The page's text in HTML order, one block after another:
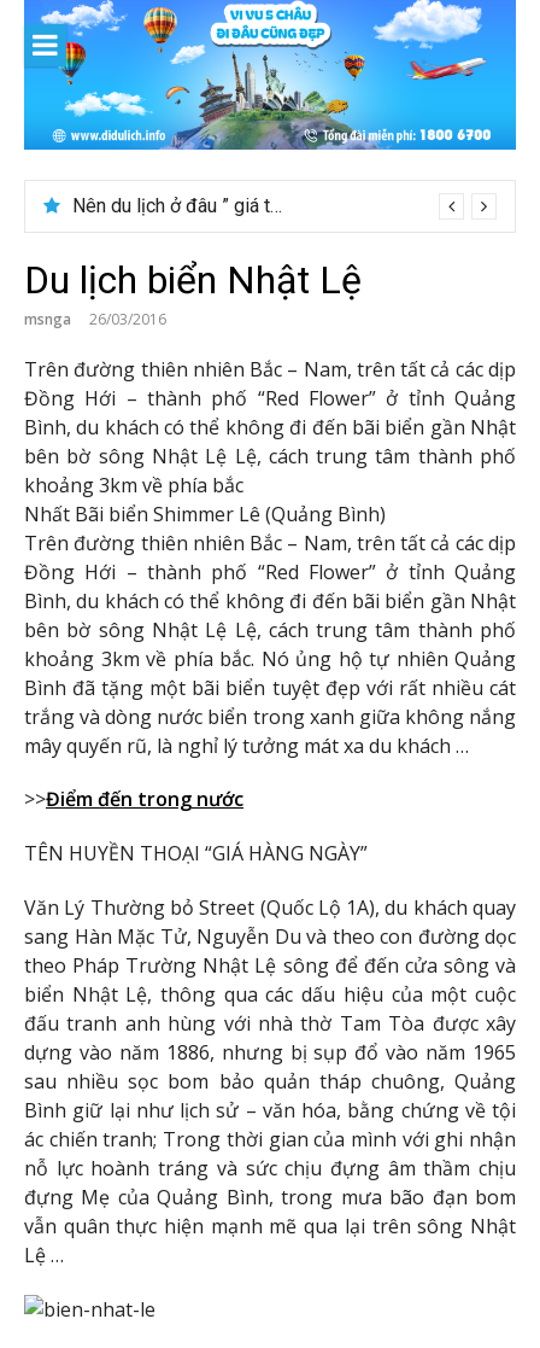
content
Nên du lịch ở đâu ” giá tốt” dịp lễ quốc khánh 2/9
Du lịch biển Nhật Lệ
msnga 26/03/2016
Trên đường thiên nhiên Bắc – Nam, trên tất cả các dịp
Đồng Hới – thành phố “Red Flower” ở tỉnh Quảng
Bình, du khách có thể không đi đến bãi biển gần Nhật
bên bờ sông Nhật Lệ Lệ, cách trung tâm thành phố
khoảng 3km về phía bắc
Nhất Bãi biển Shimmer Lê (Quảng Bình)
Trên đường thiên nhiên Bắc – Nam, trên tất cả các dịp
Đồng Hới – thành phố “Red Flower” ở tỉnh Quảng
Bình, du khách có thể không đi đến bãi biển gần Nhật
bên bờ sông Nhật Lệ Lệ, cách trung tâm thành phố
khoảng 3km về phía bắc. Nó ủng hộ tự nhiên Quảng
Bình đã tặng một bãi biển tuyệt đẹp với rất nhiều cát
trắng và dòng nước biển trong xanh giữa không nắng
mây quyến rũ, là nghỉ lý tưởng mát xa du khách …
>>Điểm đến trong nước
TÊN HUYỀN THOẠI “GIÁ HÀNG NGÀY”
Văn Lý Thường bỏ Street (Quốc Lộ 1A), du khách quay
sang Hàn Mặc Tử, Nguyễn Du và theo con đường dọc
theo Pháp Trường Nhật Lệ sông để đến cửa sông và
biển Nhật Lệ, thông qua các dấu hiệu của một cuộc
đấu tranh anh hùng với nhà thờ Tam Tòa được xây
dựng vào năm 1886, nhưng bị sụp đổ vào năm 1965
sau nhiều sọc bom bảo quản tháp chuông, Quảng
Bình giữ lại như lịch sử – văn hóa, bằng chứng về tội
ác chiến tranh; Trong thời gian của mình với ghi nhận
nỗ lực hoành tráng và sức chịu đựng âm thầm chịu
đựng Mẹ của Quảng Bình, trong mưa bão đạn bom
vẫn quân thực hiện mạnh mẽ qua lại trên sông Nhật
Lệ …